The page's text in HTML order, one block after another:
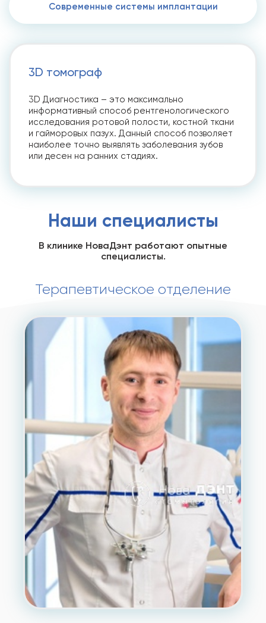
Современные системы имплантации
3D томограф
3D Диагностика – это максимально
информативный способ рентгенологического
исследования ротовой полости, костной ткани
и гайморовых пазух. Данный способ позволяет
наиболее точно выявлять заболевания зубов
или десен на ранних стадиях.
Наши специалисты
В клинике НоваДэнт работают опытные
специалисты.
Терапевтическое отделение